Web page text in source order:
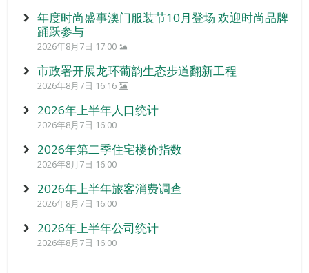
年度时尚盛事澳门服装节10月登场 欢迎时尚品牌
踊跃参与
2026年8月7日 17:00
市政署开展龙环葡韵生态步道翻新工程
2026年8月7日 16:16
2026年上半年人口统计
2026年8月7日 16:00
2026年第二季住宅楼价指数
2026年8月7日 16:00
2026年上半年旅客消费调查
2026年8月7日 16:00
2026年上半年公司统计
2026年8月7日 16:00